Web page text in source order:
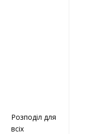
Розподіл для
всіх